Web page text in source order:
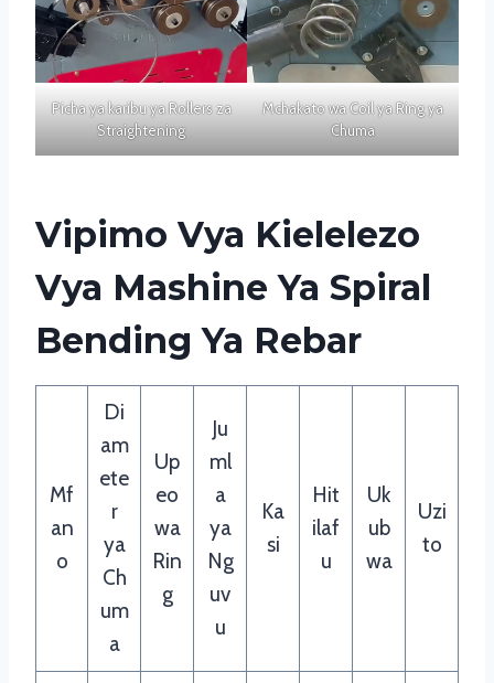
Picha ya karibu ya Rollers za
Straightening
Mchakato wa Coil ya Ring ya
Chuma
Vipimo Vya Kielelezo
Vya Mashine Ya Spiral
Bending Ya Rebar
Mf
an
o
Di
am
ete
r
ya
Ch
um
a
Up
eo
wa
Rin
g
Ju
ml
a
ya
Ng
uv
u
Ka
si
Hit
ilaf
u
Uk
ub
wa
Uzi
to